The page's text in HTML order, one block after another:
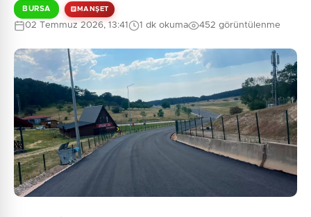
BURSA MANŞET
02 Temmuz 2026, 13:41 1 dk okuma 452 görüntülenme